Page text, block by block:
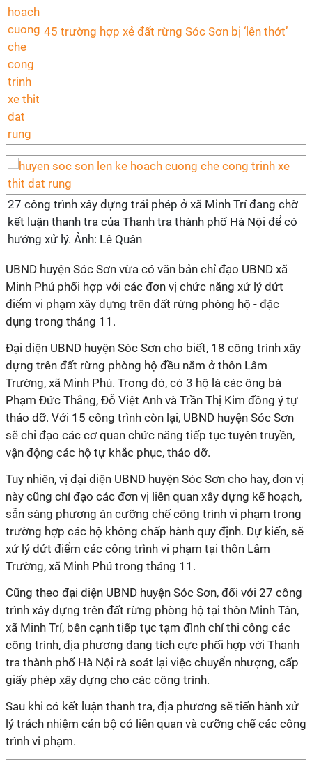
45 trường hợp xẻ đất rừng Sóc Sơn bị ‘lên thớt’
27 công trình xây dựng trái phép ở xã Minh Trí đang chờ
kết luận thanh tra của Thanh tra thành phố Hà Nội để có
hướng xử lý. Ảnh: Lê Quân
UBND huyện Sóc Sơn vừa có văn bản chỉ đạo UBND xã
Minh Phú phối hợp với các đơn vị chức năng xử lý dứt
điểm vi phạm xây dựng trên đất rừng phòng hộ - đặc
dụng trong tháng 11.
Đại diện UBND huyện Sóc Sơn cho biết, 18 công trình xây
dựng trên đất rừng phòng hộ đều nằm ở thôn Lâm
Trường, xã Minh Phú. Trong đó, có 3 hộ là các ông bà
Phạm Đức Thắng, Đỗ Việt Anh và Trần Thị Kim đồng ý tự
tháo dỡ. Với 15 công trình còn lại, UBND huyện Sóc Sơn
sẽ chỉ đạo các cơ quan chức năng tiếp tục tuyên truyền,
vận động các hộ tự khắc phục, tháo dỡ.
Tuy nhiên, vị đại diện UBND huyện Sóc Sơn cho hay, đơn vị
này cũng chỉ đạo các đơn vị liên quan xây dựng kế hoạch,
sẵn sàng phương án cưỡng chế công trình vi phạm trong
trường hợp các hộ không chấp hành quy định. Dự kiến, sẽ
xử lý dứt điểm các công trình vi phạm tại thôn Lâm
Trường, xã Minh Phú trong tháng 11.
Cũng theo đại diện UBND huyện Sóc Sơn, đối với 27 công
trình xây dựng trên đất rừng phòng hộ tại thôn Minh Tân,
xã Minh Trí, bên cạnh tiếp tục tạm đình chỉ thi công các
công trình, địa phương đang tích cực phối hợp với Thanh
tra thành phố Hà Nội rà soát lại việc chuyển nhượng, cấp
giấy phép xây dựng cho các công trình.
Sau khi có kết luận thanh tra, địa phương sẽ tiến hành xử
lý trách nhiệm cán bộ có liên quan và cưỡng chế các công
trình vi phạm.